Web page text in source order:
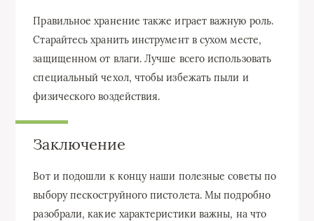
Правильное хранение также играет важную роль.
Старайтесь хранить инструмент в сухом месте,
защищенном от влаги. Лучше всего использовать
специальный чехол, чтобы избежать пыли и
физического воздействия.
Заключение
Вот и подошли к концу наши полезные советы по
выбору пескоструйного пистолета. Мы подробно
разобрали, какие характеристики важны, на что